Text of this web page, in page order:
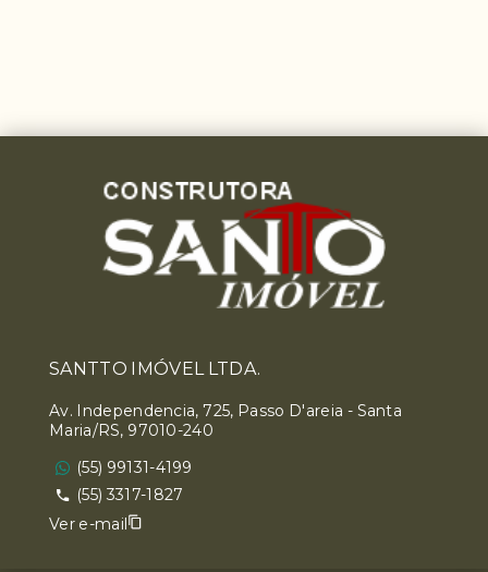
SANTTO IMÓVEL LTDA.
Av. Independencia, 725, Passo D'areia - Santa
Maria/RS, 97010-240
(55) 99131-4199
(55) 3317-1827
Ver e-mail